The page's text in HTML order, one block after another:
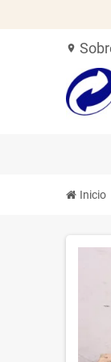
location_on
Inicio